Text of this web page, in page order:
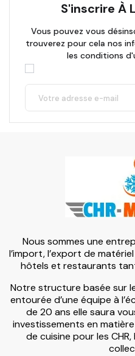
S'inscrire À
Vous pouvez vous
trouverez pour cela nos
les conditions
Nous sommes une
l’import, l’export de
hôtels et restaurants tant
Notre structure basée sur
entourée d’une équipe à
de 20 ans elle saura
investissements en
de cuisine pour les